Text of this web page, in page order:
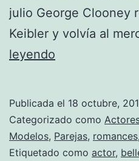
julio George Clooney
Keibler y volvía al
leyendo
la
Bestia:
la
Publicada el 18 octubre,
Categorizado como
Modelos, Parejas, romances,
Etiquetado como actor,